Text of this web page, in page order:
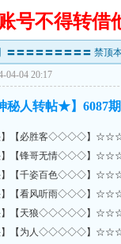
号不得转借
〓〓〓〓〓〓〓〓 禁顶本
04-04 20:17
秘人转帖★】6087
头】【必胜客◇◇◇◇
头】【锋哥无情◇◇◇
头】【千姿百色◇◇◇
头】【看风听雨◇◇◇
头】【天狼◇◇◇◇◇】
头】【为人◇◇◇◇◇】